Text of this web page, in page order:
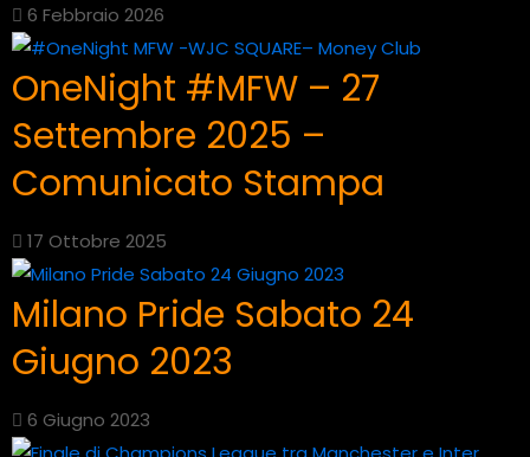
6 Febbraio 2026
OneNight #MFW – 27
Settembre 2025 –
Comunicato Stampa
17 Ottobre 2025
Milano Pride Sabato 24
Giugno 2023
6 Giugno 2023